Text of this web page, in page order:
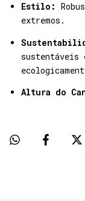
Estilo:
extremos.
sustentáveis
Altura do